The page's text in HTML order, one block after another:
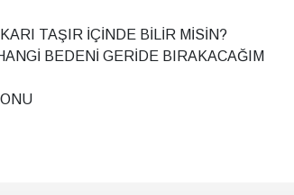
TAŞIR İÇİNDE BİLİR MİSİN?
BEDENİ GERİDE BIRAKACAĞIM